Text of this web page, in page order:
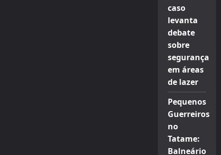
caso
levanta
debate
sobre
segurança
em áreas
de lazer
Pequenos
Guerreiros
no
Tatame:
Balneário